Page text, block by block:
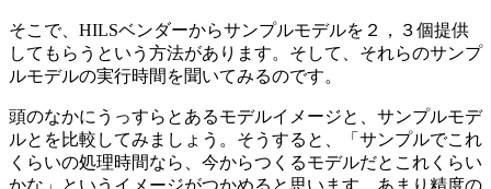
そこで、HILSベンダーからサンプルモデルを２，３個提供
してもらうという方法があります。そして、それらのサンプ
ルモデルの実行時間を聞いてみるのです。
頭のなかにうっすらとあるモデルイメージと、サンプルモデ
ルとを比較してみましょう。そうすると、「サンプルでこれ
くらいの処理時間なら、今からつくるモデルだとこれくらい
かな」というイメージがつかめると思います。あまり精度の